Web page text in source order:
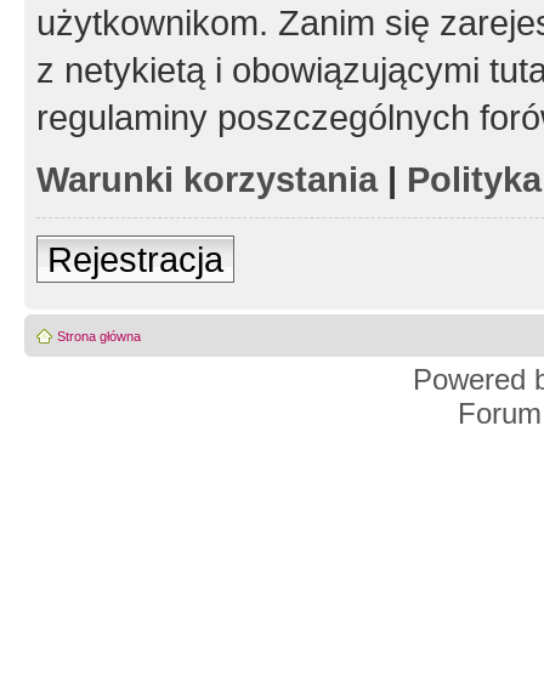
użytkownikom. Zanim się
z netykietą i obowiązującymi
regulaminy poszczególnych
Warunki korzystania|
Rejestracja
Strona główna
Powered